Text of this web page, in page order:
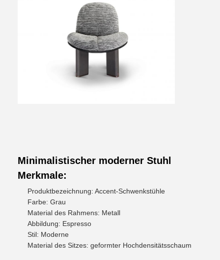
Minimalistischer moderner Stuhl
Merkmale:
Produktbezeichnung: Accent-Schwenkstühle
Farbe: Grau
Material des Rahmens: Metall
Abbildung: Espresso
Stil: Moderne
Material des Sitzes: geformter Hochdensitätsschaum